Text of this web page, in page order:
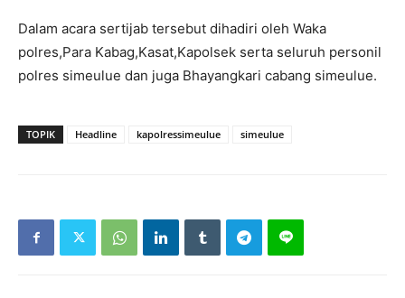
Dalam acara sertijab tersebut dihadiri oleh Waka
polres,Para Kabag,Kasat,Kapolsek serta seluruh personil
polres simeulue dan juga Bhayangkari cabang simeulue.
TOPIK Headline kapolressimeulue simeulue